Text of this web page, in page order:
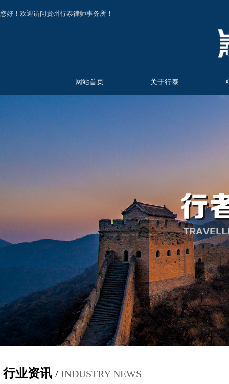
您好！欢迎访问贵州行泰律师事务所！
网站首页 关于行泰
行业资讯 / INDUSTRY NEWS